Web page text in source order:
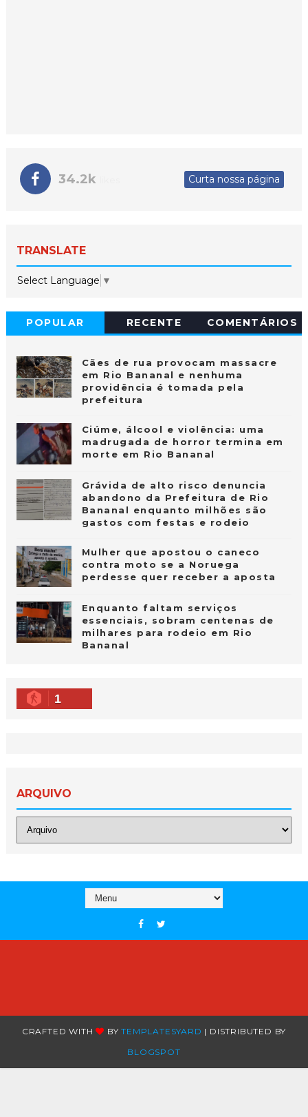
34.2k Curta nossa página
TRANSLATE
Select Language ▼
POPULAR RECENTE COMENTÁRIOS
Cães de rua provocam massacre
em Rio Bananal e nenhuma
providência é tomada pela
prefeitura
Ciúme, álcool e violência: uma
madrugada de horror termina em
morte em Rio Bananal
Grávida de alto risco denuncia
abandono da Prefeitura de Rio
Bananal enquanto milhões são
gastos com festas e rodeio
Mulher que apostou o caneco
contra moto se a Noruega
perdesse quer receber a aposta
Enquanto faltam serviços
essenciais, sobram centenas de
milhares para rodeio em Rio
Bananal
1
ARQUIVO
CRAFTED WITH BYTEMPLATESYARD | DISTRIBUTED BY
BLOGSPOT